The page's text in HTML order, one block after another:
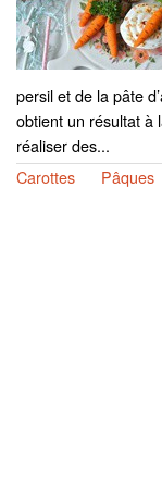
persil et de la pâte
obtient un résultat à
réaliser des...
Carottes
Pâques